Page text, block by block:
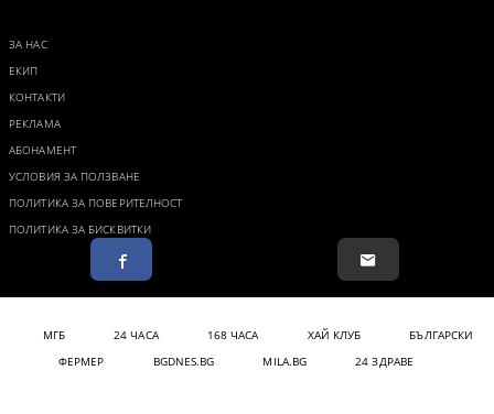
ЗА НАС
ЕКИП
КОНТАКТИ
РЕКЛАМА
АБОНАМЕНТ
УСЛОВИЯ ЗА ПОЛЗВАНЕ
ПОЛИТИКА ЗА ПОВЕРИТЕЛНОСТ
ПОЛИТИКА ЗА БИСКВИТКИ
МГБ 24 ЧАСА 168 ЧАСА ХАЙ КЛУБ
БЪЛГАРСКИ
ФЕРМЕР
BGDNES.BG MILA.BG 24 ЗДРАВЕ